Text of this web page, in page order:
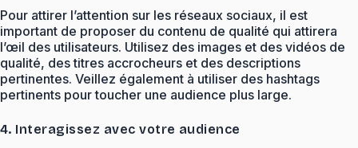
Pour attirer l’attention sur les réseaux sociaux, il est
important de proposer du contenu de qualité qui attirera
l’œil des utilisateurs. Utilisez des images et des vidéos de
qualité, des titres accrocheurs et des descriptions
pertinentes. Veillez également à utiliser des hashtags
pertinents pour toucher une audience plus large.
4. Interagissez avec votre audience